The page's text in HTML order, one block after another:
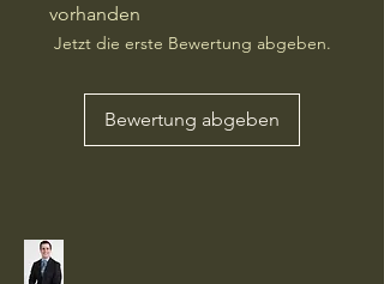
vorhanden
Jetzt die erste Bewertung abgeben.
Bewertung abgeben